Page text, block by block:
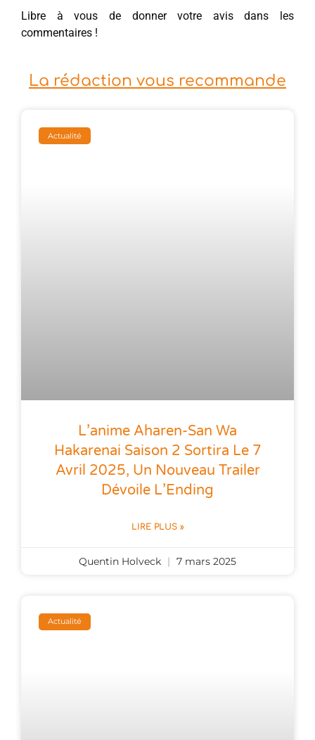
Libre à vous de donner votre avis dans les
commentaires !
La rédaction vous recommande
Actualité
L’anime Aharen-San Wa
Hakarenai Saison 2 Sortira Le 7
Avril 2025, Un Nouveau Trailer
Dévoile L’Ending
LIRE PLUS »
Quentin Holveck 7 mars 2025
Actualité